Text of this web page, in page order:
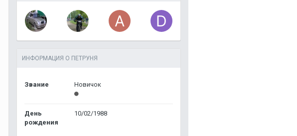
ИНФОРМАЦИЯ О ПЕTРУНЯ
Звание Новичок
День
рождения
10/02/1988